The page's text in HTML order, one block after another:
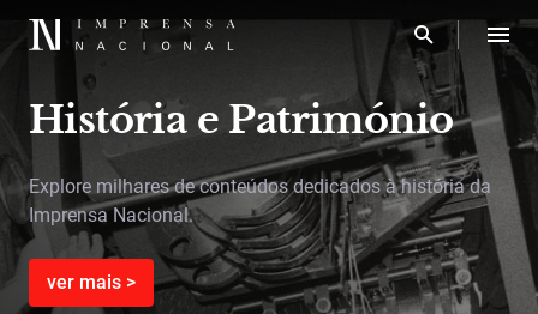
História e Património
Explore milhares de conteúdos dedicados à história da
Imprensa Nacional.
ver mais >